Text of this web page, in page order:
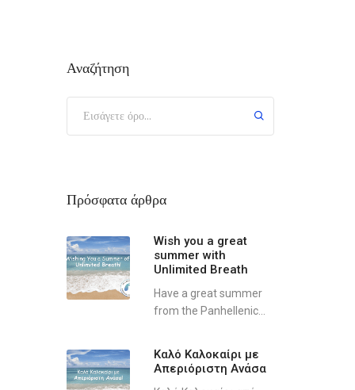
Αναζήτηση
Πρόσφατα άρθρα
Wish you a great
summer with
Unlimited Breath
Have a great summer
from the Panhellenic...
Καλό Καλοκαίρι με
Απεριόριστη Ανάσα